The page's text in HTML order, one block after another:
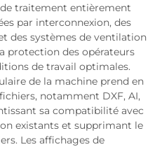
traitement entièrement
par interconnexion, des
des systèmes de ventilation
protection des opérateurs
de travail optimales.
de la machine prend en
notamment DXF, AI,
sa compatibilité avec
existants et supprimant le
Les affichages de